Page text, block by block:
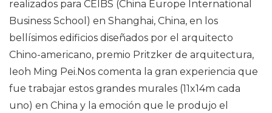
realizados para CEIBS (China Europe International
Business School) en Shanghai, China, en los
bellísimos edificios diseñados por el arquitecto
Chino-americano, premio Pritzker de arquitectura,
Ieoh Ming Pei.Nos comenta la gran experiencia que
fue trabajar estos grandes murales (11x14m cada
uno) en China y la emoción que le produjo el